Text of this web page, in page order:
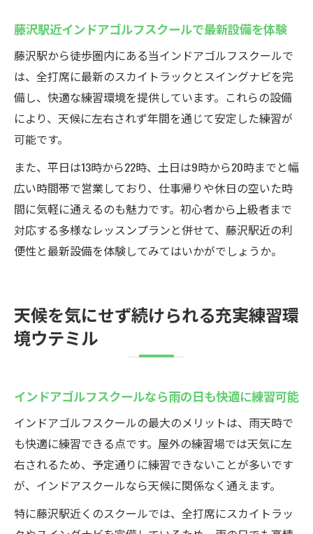
藤沢駅近インドアゴルフスクールで最新設備を体験
藤沢駅から徒歩圏内にある当インドアゴルフスクールで
は、全打席に最新のスカイトラックとスイングナビを完
備し、快適な練習環境を提供しています。これらの設備
により、天候に左右されず年間を通じて安定した練習が
可能です。
また、平日は13時から22時、土日は9時から20時までと幅
広い時間帯で営業しており、仕事帰りや休日の空いた時
間に気軽に通えるのも魅力です。初心者から上級者まで
対応する多様なレッスンプランと併せて、藤沢駅近の利
便性と最新設備を体験してみてはいかがでしょうか。
天候を気にせず続けられる充実練習環
境ウテミル
インドアゴルフスクールなら雨の日も快適に練習可能
インドアゴルフスクールの最大のメリットは、雨天時で
も快適に練習できる点です。屋外の練習場では天気に左
右されるため、予定通りに練習できないことが多いです
が、インドアスクールなら天候に関係なく通えます。
特に藤沢駅近くのスクールでは、全打席にスカイトラッ